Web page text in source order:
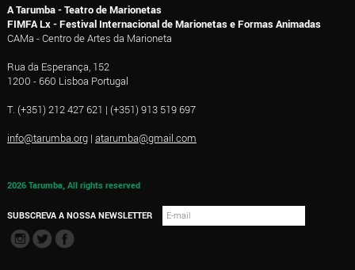
A Tarumba - Teatro de Marionetas
FIMFA Lx - Festival Internacional de Marionetas e Formas Animadas
CAMa - Centro de Artes da Marioneta
Rua da Esperança, 152
1200 - 660 Lisboa Portugal
T. (+351) 212 427 621 | (+351) 913 519 697
info@tarumba.org| atarumba@gmail.com
2026 Tarumba, All rights reserved
SUBSCREVA A NOSSA NEWSLETTER